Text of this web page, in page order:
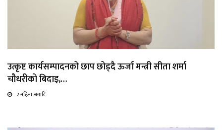
उत्कृष्ट कार्यसम्पादनको छाप छोड्दै ऊर्जा मन्त्री सीता शर्मा
चौधरीको बिदाइ,…
2 महिना अगाडि